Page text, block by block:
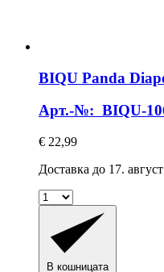
BIQU Panda
Арт.-№: BIQU-
€ 22,99
Доставка до 17. август
В кошницата